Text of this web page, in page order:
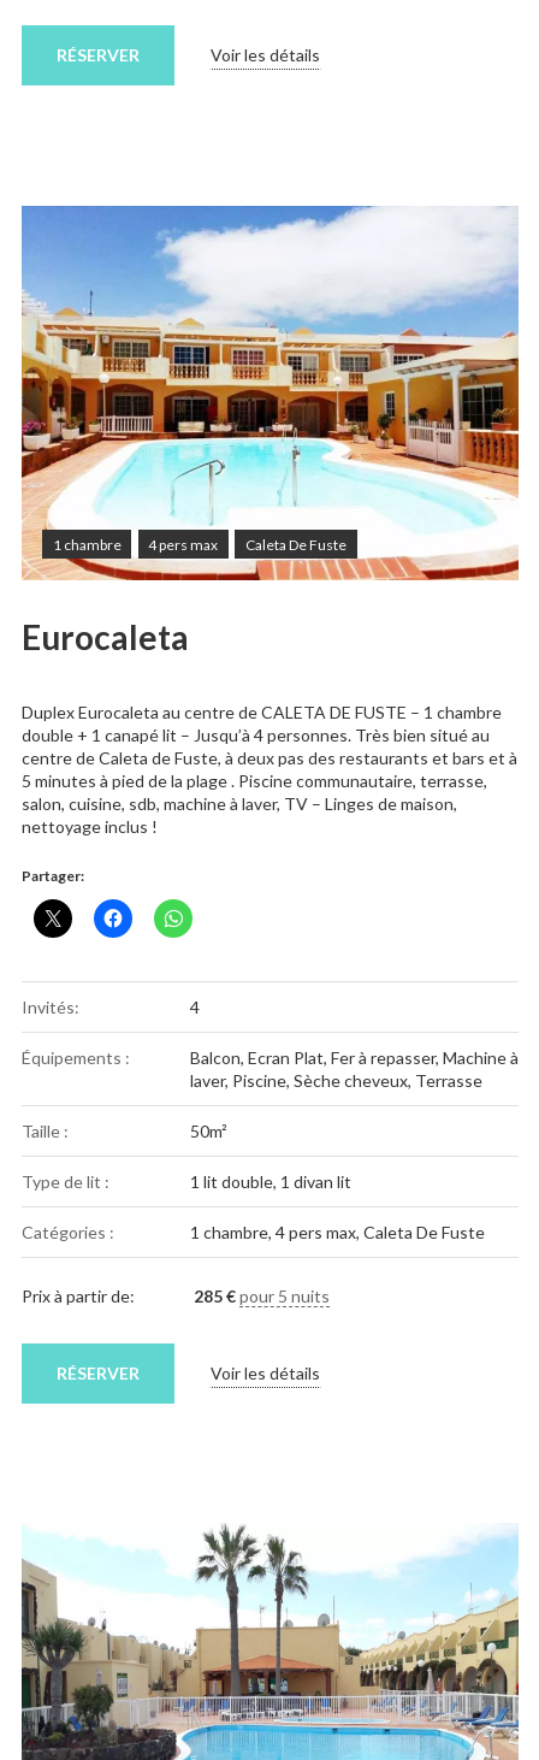
Voir les détails
RÉSERVER
1 chambre 4 pers max Caleta De Fuste
Eurocaleta
Duplex Eurocaleta au centre de CALETA DE FUSTE – 1 chambre
double + 1 canapé lit – Jusqu’à 4 personnes. Très bien situé au
centre de Caleta de Fuste, à deux pas des restaurants et bars et à
5 minutes à pied de la plage . Piscine communautaire, terrasse,
salon, cuisine, sdb, machine à laver, TV – Linges de maison,
nettoyage inclus !
Partager:
Invités: 4
Équipements : Balcon, Ecran Plat, Fer à repasser, Machine à
laver, Piscine, Sèche cheveux, Terrasse
Taille : 50m²
Type de lit : 1 lit double, 1 divan lit
Catégories : 1 chambre, 4 pers max, Caleta De Fuste
Prix à partir de: 285€ pour 5 nuits
Voir les détails
RÉSERVER